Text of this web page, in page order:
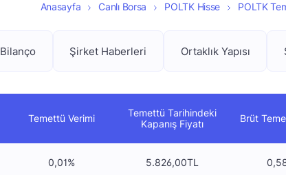
Anasayfa Canlı Borsa POLTK Hisse POLTK
Bilanço Şirket Haberleri Ortaklık Yapısı
Temettü Verimi
Temettü Tarihindeki
Kapanış Fiyatı
Brüt
0,01% 5.826,00TL